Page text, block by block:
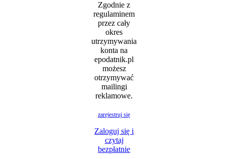
Zgodnie z
regulaminem
przez cały
okres
utrzymywania
konta na
epodatnik.pl
możesz
otrzymywać
mailingi
reklamowe.
zarejestruj się
Zaloguj się i
czytaj
bezpłatnie